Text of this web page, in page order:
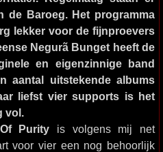
de Baroeg. Het programma
lekker voor de fijnproevers
Negurã Bunget heeft de
en eigenzinnige band
aantal uitstekende albums
liefst vier supports is het
vol.
Purity is volgens mij net
voor vier een nog behoorlijk